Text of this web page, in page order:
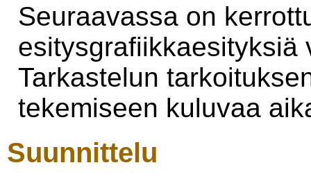
Seuraavassa on
esitysgrafiikkaesityksiä
Tarkastelun
tekemiseen kuluvaa
Suunnittelu